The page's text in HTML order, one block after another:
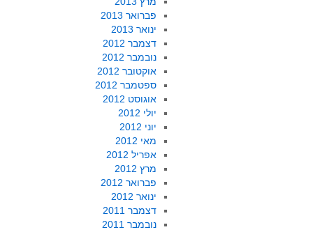
פברואר 2013
ינואר 2013
דצמבר 2012
נובמבר 2012
אוקטובר 2012
ספטמבר 2012
אוגוסט 2012
יולי 2012
יוני 2012
מאי 2012
אפריל 2012
מרץ 2012
פברואר 2012
ינואר 2012
דצמבר 2011
נובמבר 2011